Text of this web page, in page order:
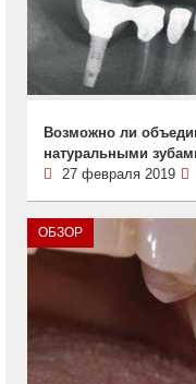
Возможно ли
натуральными
27 февраля 2019
ОБЗОР